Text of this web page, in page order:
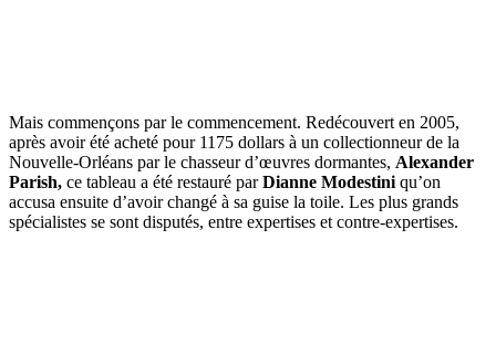
Mais commençons par le commencement. Redécouvert en 2005,
après avoir été acheté pour 1175 dollars à un collectionneur de la
Nouvelle-Orléans par le chasseur d’œuvres dormantes, Alexander
Parish, ce tableau a été restauré parDianne Modestini qu’on
accusa ensuite d’avoir changé à sa guise la toile. Les plus grands
spécialistes se sont disputés, entre expertises et contre-expertises.